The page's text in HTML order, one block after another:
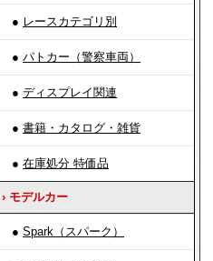
● レースカテゴリ別
● パトカー（警察車両）
● ディスプレイ関連
● 書籍・カタログ・雑貨
● 在庫処分 特価品
› モデルカー
● Spark（スパーク）